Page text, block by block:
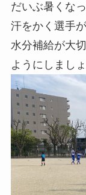
だいぶ暑くな
汗をかく選手
水分補給が大
ようにしましょ